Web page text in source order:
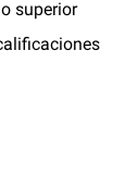
o superior